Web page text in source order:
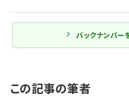
バックナンバー
この記事の筆者